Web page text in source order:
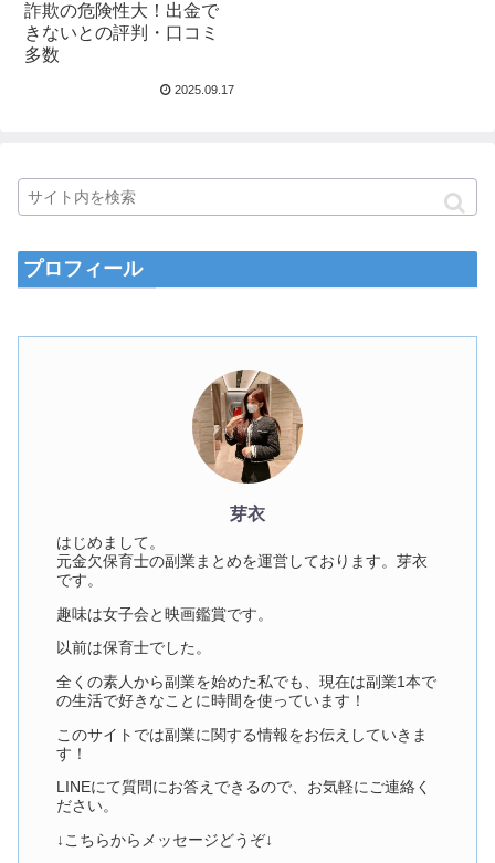
詐欺の危険性大！出金で
きないとの評判・口コミ
多数
2025.09.17
プロフィール
芽衣
はじめまして。
元金欠保育士の副業まとめを運営しております。芽衣
です。
趣味は女子会と映画鑑賞です。
以前は保育士でした。
全くの素人から副業を始めた私でも、現在は副業1本で
の生活で好きなことに時間を使っています！
このサイトでは副業に関する情報をお伝えしていきま
す！
LINEにて質問にお答えできるので、お気軽にご連絡く
ださい。
↓こちらからメッセージどうぞ↓